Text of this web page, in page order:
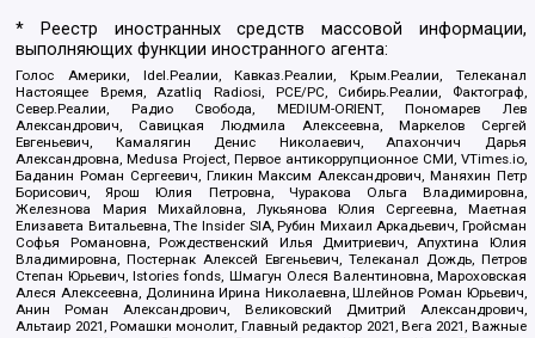
* Реестр иностранных средств массовой информации,
выполняющих функции иностранного агента:
Голос Америки, Idel.Реалии, Кавказ.Реалии, Крым.Реалии, Телеканал
Настоящее Время, Azatliq Radiosi, PCE/PC, Сибирь.Реалии, Фактограф,
Север.Реалии, Радио Свобода, MEDIUM-ORIENT, Пономарев Лев
Александрович, Савицкая Людмила Алексеевна, Маркелов Сергей
Евгеньевич, Камалягин Денис Николаевич, Апахончич Дарья
Александровна, Medusa Project, Первое антикоррупционное СМИ, VTimes.io,
Баданин Роман Сергеевич, Гликин Максим Александрович, Маняхин Петр
Борисович, Ярош Юлия Петровна, Чуракова Ольга Владимировна,
Железнова Мария Михайловна, Лукьянова Юлия Сергеевна, Маетная
Елизавета Витальевна, The Insider SIA, Рубин Михаил Аркадьевич, Гройсман
Софья Романовна, Рождественский Илья Дмитриевич, Апухтина Юлия
Владимировна, Постернак Алексей Евгеньевич, Телеканал Дождь, Петров
Степан Юрьевич, Istories fonds, Шмагун Олеся Валентиновна, Мароховская
Алеся Алексеевна, Долинина Ирина Николаевна, Шлейнов Роман Юрьевич,
Анин Роман Александрович, Великовский Дмитрий Александрович,
Альтаир 2021, Ромашки монолит, Главный редактор 2021, Вега 2021, Важные